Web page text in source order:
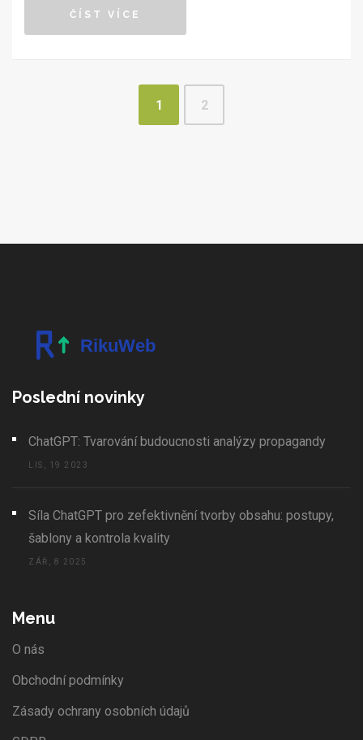
výhody a výzvy používání této technologie ve světě
ČÍST VÍCE
1 2
Poslední novinky
ChatGPT: Tvarování budoucnosti analýzy propagandy
LIS, 19 2023
Síla ChatGPT pro zefektivnění tvorby obsahu: postupy,
šablony a kontrola kvality
ZÁŘ, 8 2025
Menu
O nás
Obchodní podmínky
Zásady ochrany osobních údajů